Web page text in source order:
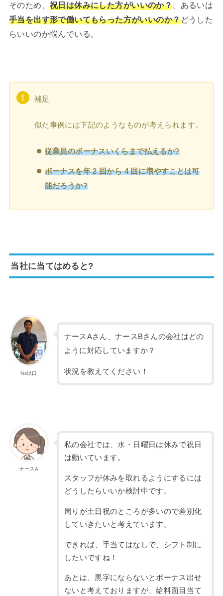
そのため、 祝日は休みにした方がいいのか？ 、あるいは
手当を出す形で働いてもらった方がいいのか？どうした
らいいのか悩んでいる。
補足
似た事例には下記のようなものが考えられます。
従業員のボーナスいくらまで払えるか?
ボーナスを年 2 回から 4 回に増やすことは可
能だろうか?
当社に当てはめると?
Ns出口
ナースAさん、ナースBさんの会社はどの
ように対応していますか？
状況を教えてください！
ナースA
私の会社では、水・日曜日は休みで祝日
は動いています。
スタッフが休みを取れるようにするには
どうしたらいいか検討中です。
周りが土日祝のところが多いので差別化
していきたいと考えています。
できれば、手当てはなしで、シフト制に
したいですね！
あとは、黒字にならないとボーナス出せ
ないと考えておりますが、給料面目当て